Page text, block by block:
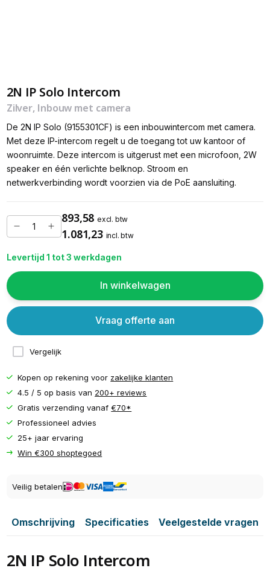
2N IP Solo Intercom
Zilver, Inbouw met camera
De 2N IP Solo (9155301CF) is een inbouwintercom met camera.
Met deze IP-intercom regelt u de toegang tot uw kantoor of
woonruimte. Deze intercom is uitgerust met een microfoon, 2W
speaker en één verlichte belknop. Stroom en
netwerkverbinding wordt voorzien via de PoE aansluiting.
893,58 excl. btw
1.081,23 incl. btw
Levertijd 1 tot 3 werkdagen
In winkelwagen
Vergelijk
Vraag offerte aan
Kopen op rekening voor zakelijke klanten
4.5 / 5 op basis van 200+ reviews
Gratis verzending vanaf€70*
Professioneel advies
25+ jaar ervaring
Win €300 shoptegoed
Veilig betalen
Omschrijving Specificaties Veelgestelde vragen
2N IP Solo Intercom